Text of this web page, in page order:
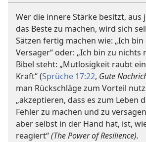
Wer die innere Stärke besitzt, aus
das Beste zu machen, wird sich
Sätzen fertig machen wie: „Ich
Versager“ oder: „Ich bin zu nichts
Bibel steht: „Mutlosigkeit raubt
Kraft“ (Sprüche 17:22, Gute
man Rückschläge zum Vorteil
„akzeptieren, dass es zum Leben
Fehler zu machen und zu
aber selbst in der Hand hat, ist,
reagiert“(The Power of Resilience).